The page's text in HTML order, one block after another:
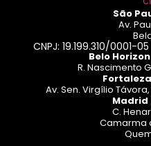
São
Av.
CNPJ: 19.199.310/0001-05
Belo
R. Nascimento
Av. Sen. Virgílio
Madrid
C.
Camarma